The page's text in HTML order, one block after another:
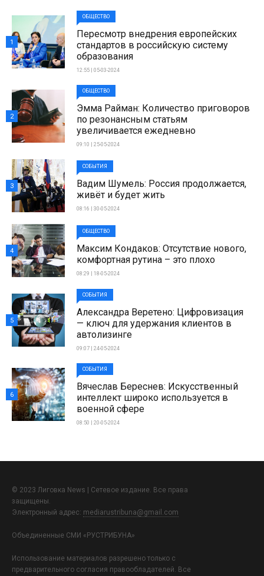
ОБЩЕСТВО
Пересмотр внедрения европейских
стандартов в российскую систему
образования
12:55 | 05-03-2024
1
ОБЩЕСТВО
Эмма Райман: Количество приговоров
по резонансным статьям
увеличивается ежедневно
09:10 | 25-05-2024
2
СОБЫТИЯ
Вадим Шумель: Россия продолжается,
живёт и будет жить
08:16 | 30-05-2024
3
ОБЩЕСТВО
Максим Кондаков: Отсутствие нового,
комфортная рутина – это плохо
08:29 | 18-05-2024
4
СОБЫТИЯ
Александра Веретено: Цифровизация
— ключ для удержания клиентов в
автолизинге
09:07 | 24-05-2024
5
СОБЫТИЯ
Вячеслав Береснев: Искусственный
интеллект широко используется в
военной сфере
08:50 | 20-05-2024
6
© 2023 Лиговка News | Сетевое издание. Все права
защищены.
Электронный адрес: mediarustribuna@gmail.com
Объединенные СМИ «РУСТРИБУНА»
Использование материалов разрешено только с
предварительного согласия правообладателей. Все